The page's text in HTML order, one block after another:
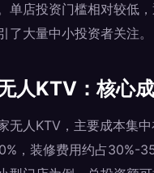
单店投资门槛相对较低
了大量中小投资者关注。
人KTV：核心
无人KTV，主要成本集
，装修费用约占30%-